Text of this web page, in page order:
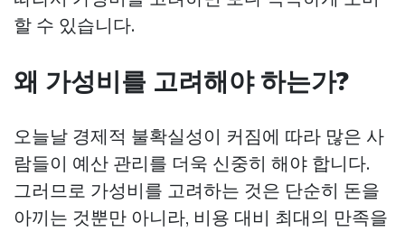
할 수 있습니다.
왜 가성비를 고려해야 하는가?
오늘날 경제적 불확실성이 커짐에 따라 많은 사
람들이 예산 관리를 더욱 신중히 해야 합니다.
그러므로 가성비를 고려하는 것은 단순히 돈을
아끼는 것뿐만 아니라, 비용 대비 최대의 만족을